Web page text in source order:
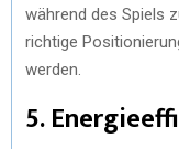
während des Spiels
richtige
werden.
5.